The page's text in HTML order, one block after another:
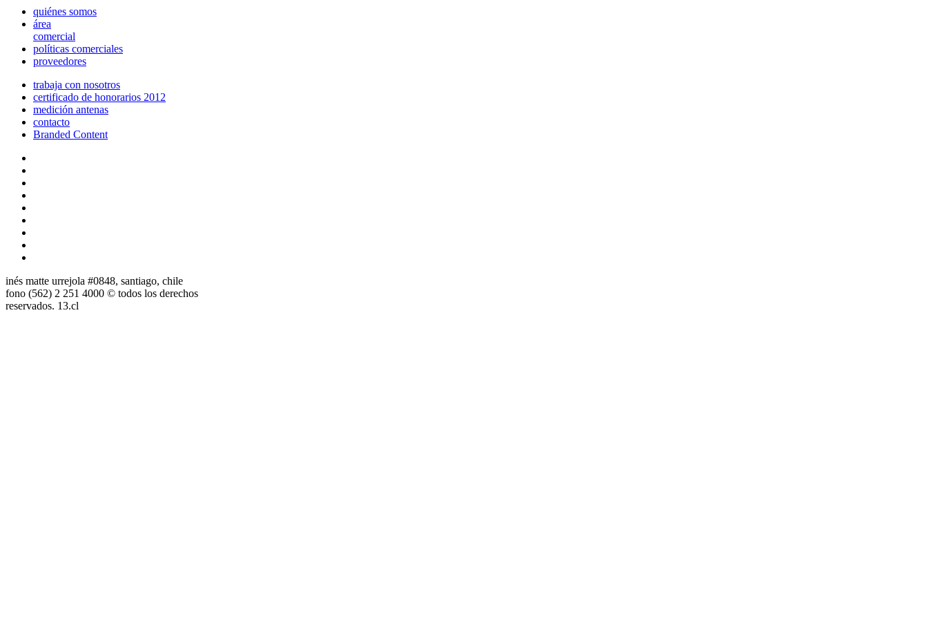
quiénes somos
área
comercial
políticas comerciales
proveedores
trabaja con nosotros
certificado de honorarios 2012
medición antenas
contacto
Branded Content
inés matte urrejola #0848, santiago, chile
fono (562) 2 251 4000 © todos los derechos
reservados. 13.cl